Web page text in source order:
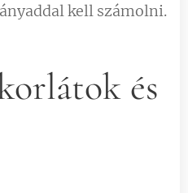
kell számolni.
és